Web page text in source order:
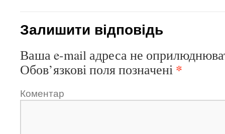
Залишити відповідь
Ваша e-mail адреса не
Обов’язкові поля позначені *
Коментар